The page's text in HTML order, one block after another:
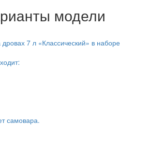
модели
7 л «Классический» в наборе
самовара.